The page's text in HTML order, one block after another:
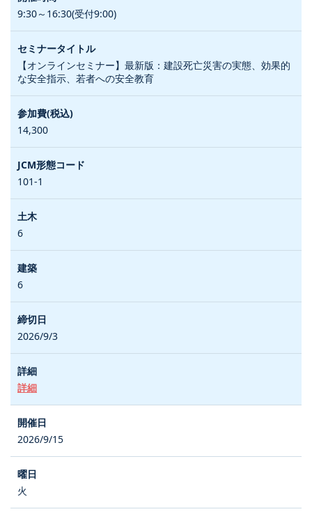
9:30～16:30(受付9:00)
【オンラインセミナー】最新版：建設死亡災害の実態、効果的
な安全指示、若者への安全教育
14,300
101-1
6
6
2026/9/3
詳細
2026/9/15
火